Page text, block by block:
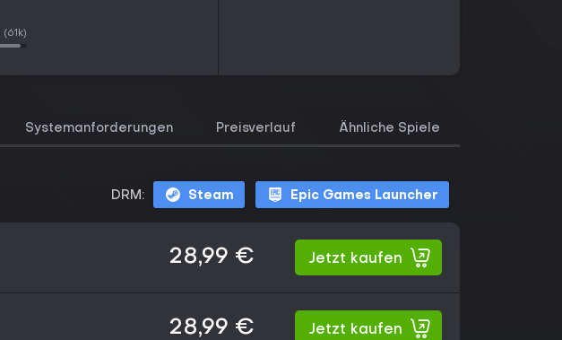
(61k)
Systemanforderungen Preisverlauf Ähnliche Spiele
DRM: Steam Epic Games Launcher
28,99 € Jetzt kaufen
28,99 € Jetzt kaufen